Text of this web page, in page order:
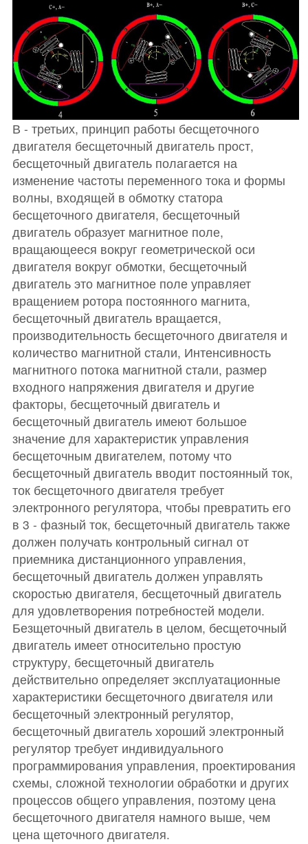
В - третьих, принцип работы бесщеточного
двигателя бесщеточный двигатель прост,
бесщеточный двигатель полагается на
изменение частоты переменного тока и формы
волны, входящей в обмотку статора
бесщеточного двигателя, бесщеточный
двигатель образует магнитное поле,
вращающееся вокруг геометрической оси
двигателя вокруг обмотки, бесщеточный
двигатель это магнитное поле управляет
вращением ротора постоянного магнита,
бесщеточный двигатель вращается,
производительность бесщеточного двигателя и
количество магнитной стали, Интенсивность
магнитного потока магнитной стали, размер
входного напряжения двигателя и другие
факторы, бесщеточный двигатель и
бесщеточный двигатель имеют большое
значение для характеристик управления
бесщеточным двигателем, потому что
бесщеточный двигатель вводит постоянный ток,
ток бесщеточного двигателя требует
электронного регулятора, чтобы превратить его
в 3 - фазный ток, бесщеточный двигатель также
должен получать контрольный сигнал от
приемника дистанционного управления,
бесщеточный двигатель должен управлять
скоростью двигателя, бесщеточный двигатель
для удовлетворения потребностей модели.
Безщеточный двигатель в целом, бесщеточный
двигатель имеет относительно простую
структуру, бесщеточный двигатель
действительно определяет эксплуатационные
характеристики бесщеточного двигателя или
бесщеточный электронный регулятор,
бесщеточный двигатель хороший электронный
регулятор требует индивидуального
программирования управления, проектирования
схемы, сложной технологии обработки и других
процессов общего управления, поэтому цена
бесщеточного двигателя намного выше, чем
цена щеточного двигателя.